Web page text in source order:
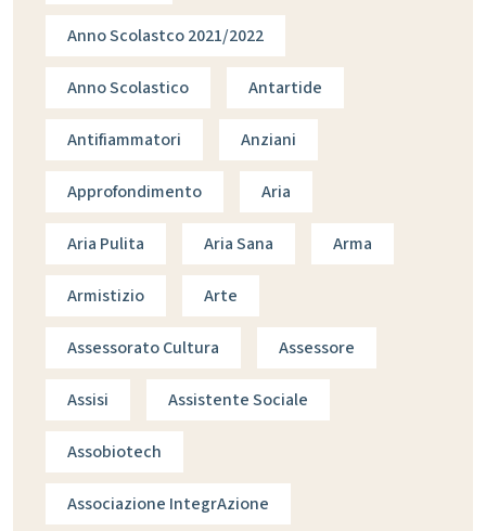
Anno Scolastco 2021/2022
Anno Scolastico Antartide
Antifiammatori Anziani
Approfondimento Aria
Aria Pulita Aria Sana Arma
Armistizio Arte
Assessorato Cultura Assessore
Assisi Assistente Sociale
Assobiotech
Associazione IntegrAzione